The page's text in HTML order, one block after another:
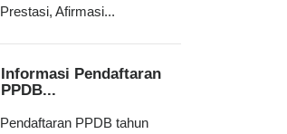
Prestasi, Afirmasi...
Informasi Pendaftaran
PPDB...
Pendaftaran PPDB tahun